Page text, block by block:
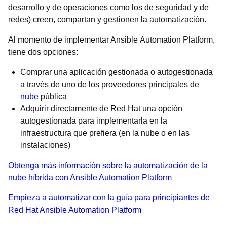
desarrollo y de operaciones como los de seguridad y de
redes) creen, compartan y gestionen la automatización.
Al momento de implementar Ansible Automation Platform,
tiene dos opciones:
Comprar una aplicación gestionada o autogestionada
a través de uno de los proveedores principales de
nube pública
Adquirir directamente de Red Hat una opción
autogestionada para implementarla en la
infraestructura que prefiera (en la nube o en las
instalaciones)
Obtenga más información sobre la automatización de la
nube híbrida con Ansible Automation Platform
Empieza a automatizar con la guía para principiantes de
Red Hat Ansible Automation Platform